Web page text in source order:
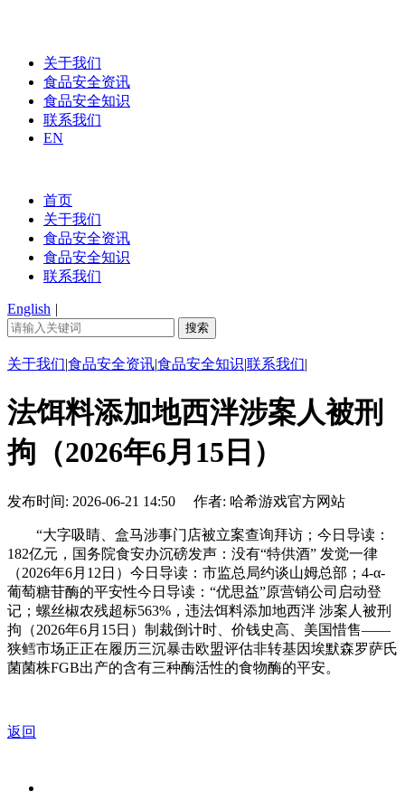
关于我们
食品安全资讯
食品安全知识
联系我们
EN
首页
关于我们
食品安全资讯
食品安全知识
联系我们
English |
关于我们|食品安全资讯|食品安全知识|联系我们|
法饵料添加地西泮涉案人被刑
拘（2026年6月15日）
发布时间: 2026-06-21 14:50 作者: 哈希游戏官方网站
“大字吸睛、盒马涉事门店被立案查询拜访；今日导读：
182亿元，国务院食安办沉磅发声：没有“特供酒” 发觉一律
（2026年6月12日）今日导读：市监总局约谈山姆总部；4-α-
葡萄糖苷酶的平安性今日导读：“优思益”原营销公司启动登
记；螺丝椒农残超标563%，违法饵料添加地西泮 涉案人被刑
拘（2026年6月15日）制裁倒计时、价钱史高、美国惜售——
狭鳕市场正正在履历三沉暴击欧盟评估非转基因埃默森罗萨氏
菌菌株FGB出产的含有三种酶活性的食物酶的平安。
返回